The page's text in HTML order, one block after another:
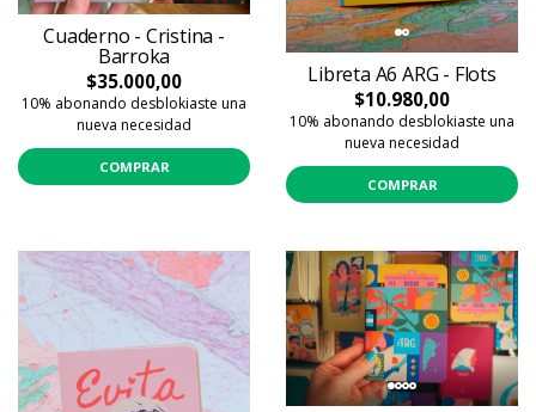
Cuaderno - Cristina -
Barroka
$35.000,00
10% abonando desblokiaste una
nueva necesidad
COMPRAR
Libreta A6 ARG - Flots
$10.980,00
10% abonando desblokiaste una
nueva necesidad
COMPRAR